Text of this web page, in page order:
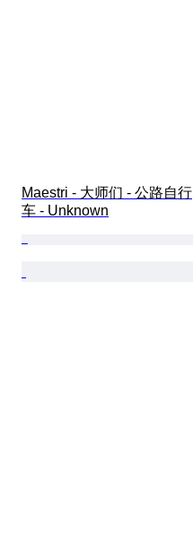
Maestri - 大师们 - 公路自行
车 - Unknown